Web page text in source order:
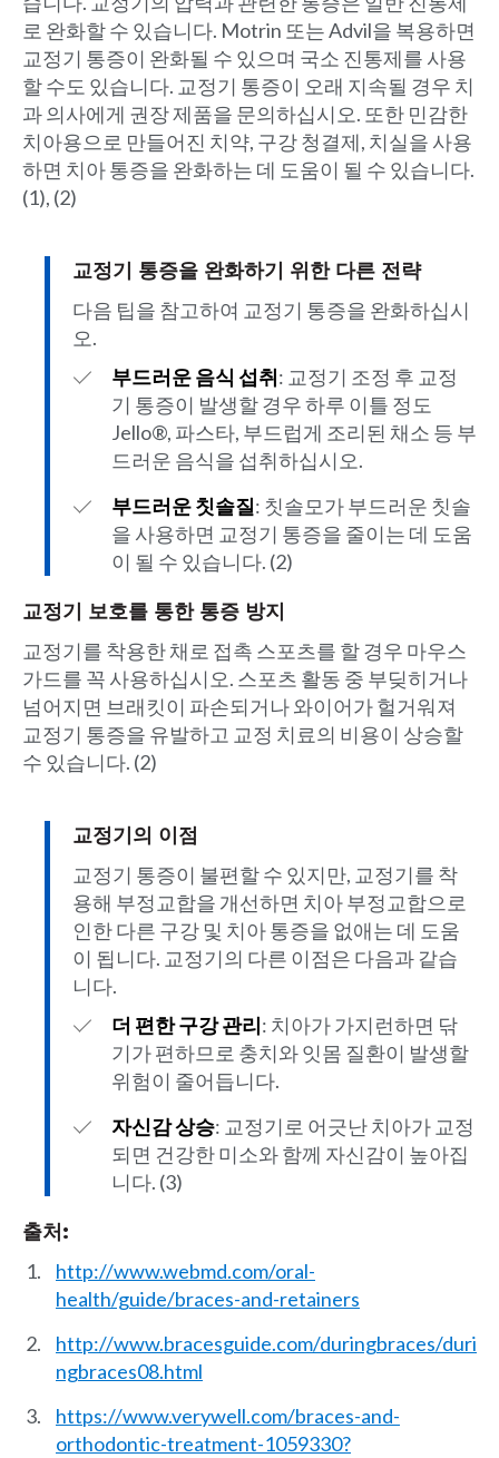
로 완화할 수 있습니다. Motrin 또는 Advil을 복용하면
교정기 통증이 완화될 수 있으며 국소 진통제를 사용
할 수도 있습니다. 교정기 통증이 오래 지속될 경우 치
과 의사에게 권장 제품을 문의하십시오. 또한 민감한
치아용으로 만들어진 치약, 구강 청결제, 치실을 사용
하면 치아 통증을 완화하는 데 도움이 될 수 있습니다.
(1), (2)
교정기 통증을 완화하기 위한 다른 전략
다음 팁을 참고하여 교정기 통증을 완화하십시
오.
부드러운 음식 섭취: 교정기 조정 후 교정
기 통증이 발생할 경우 하루 이틀 정도
Jello®, 파스타, 부드럽게 조리된 채소 등 부
드러운 음식을 섭취하십시오.
부드러운 칫솔질: 칫솔모가 부드러운 칫솔
을 사용하면 교정기 통증을 줄이는 데 도움
이 될 수 있습니다. (2)
교정기 보호를 통한 통증 방지
교정기를 착용한 채로 접촉 스포츠를 할 경우 마우스
가드를 꼭 사용하십시오. 스포츠 활동 중 부딪히거나
넘어지면 브래킷이 파손되거나 와이어가 헐거워져
교정기 통증을 유발하고 교정 치료의 비용이 상승할
수 있습니다. (2)
교정기의 이점
교정기 통증이 불편할 수 있지만, 교정기를 착
용해 부정교합을 개선하면 치아 부정교합으로
인한 다른 구강 및 치아 통증을 없애는 데 도움
이 됩니다. 교정기의 다른 이점은 다음과 같습
니다.
더 편한 구강 관리: 치아가 가지런하면 닦
기가 편하므로 충치와 잇몸 질환이 발생할
위험이 줄어듭니다.
자신감 상승: 교정기로 어긋난 치아가 교정
되면 건강한 미소와 함께 자신감이 높아집
니다. (3)
출처:
http://www.webmd.com/oral-
health/guide/braces-and-retainers
http://www.bracesguide.com/duringbraces/duri
ngbraces08.html
https://www.verywell.com/braces-and-
orthodontic-treatment-1059330?